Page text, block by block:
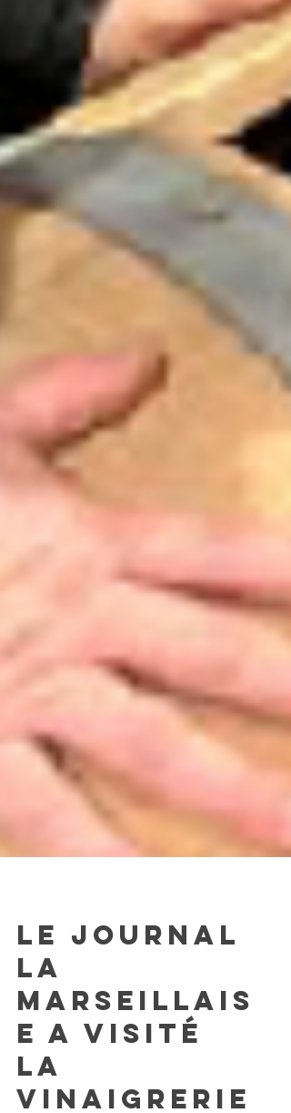
Presse / Media
Le journal
LA
MARSEILLAIS
E a visité
la